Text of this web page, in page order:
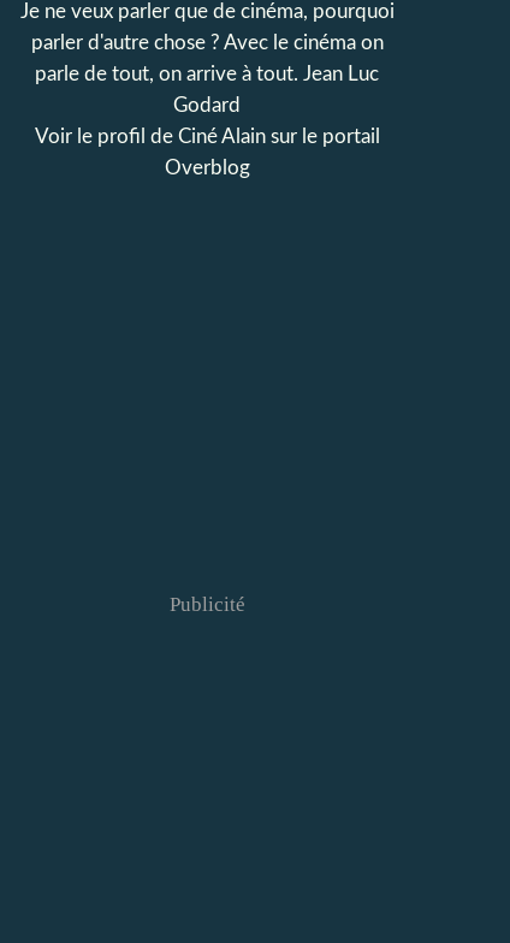
Je ne veux parler que de cinéma, pourquoi
parler d'autre chose ? Avec le cinéma on
parle de tout, on arrive à tout. Jean Luc
Godard
Voir le profil de Ciné Alainsur le portail
Overblog
Publicité